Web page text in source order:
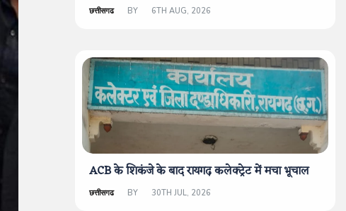
छत्तीसगढ BY 6TH AUG, 2026
ACB के शिकंजे के बाद रायगढ़ कलेक्ट्रेट में मचा भूचाल
छत्तीसगढ BY 30TH JUL, 2026